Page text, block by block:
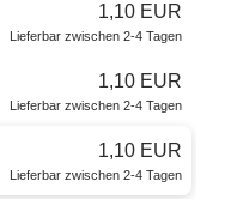
1,10 EUR
Lieferbar zwischen 2-4 Tagen
1,10 EUR
Lieferbar zwischen 2-4 Tagen
1,10 EUR
Lieferbar zwischen 2-4 Tagen